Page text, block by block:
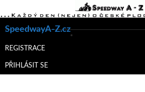
SpeedwayA-Z.cz
K
WEBU
REGISTRACE
PŘIHLÁSIT SE